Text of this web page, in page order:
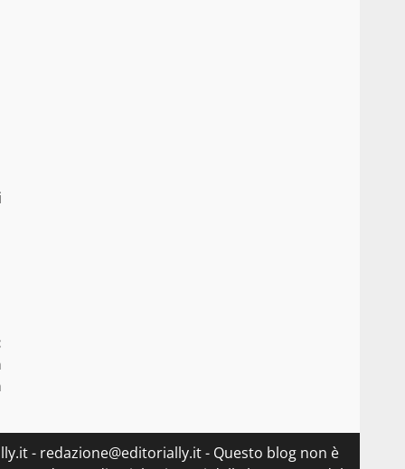
- redazione@editorially.it - Questo blog non è